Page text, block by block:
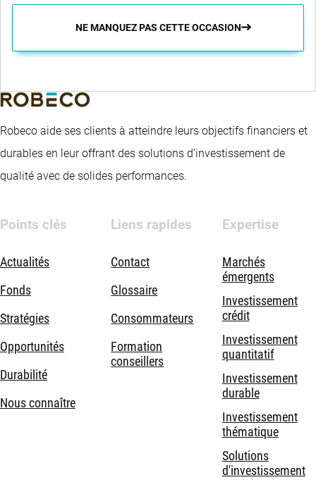
NE MANQUEZ PAS CETTE OCCASION
Robeco aide ses clients à atteindre leurs objectifs financiers et
durables en leur offrant des solutions d’investissement de
qualité avec de solides performances.
Points clés
Actualités
Fonds
Stratégies
Opportunités
Durabilité
Nous connaître
Liens rapides
Contact
Glossaire
Consommateurs
Formation
conseillers
Expertise
Marchés
émergents
Investissement
crédit
Investissement
quantitatif
Investissement
durable
Investissement
thématique
Solutions
d'investissement